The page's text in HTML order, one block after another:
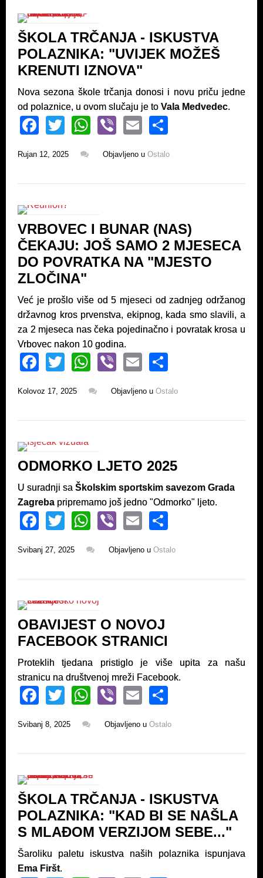
o
k
p
p
ŠKOLA TRČANJA - ISKUSTVA
POLAZNIKA: "UVIJEK MOŽEŠ
KRENUTI IZNOVA"
Nova sezona škole trčanja donosi i novu priču jedne
od polaznice, u ovom slučaju je to Vala Medvedec.
F
c
e
o
k
T
tt
er
W
at
s
p
Vi
er
E
ail ar
e
Rujan 12, 2025 Objavljeno u Ostalo
VRBOVEC I BUNAR (NAS)
ČEKAJU: JOŠ SAMO 2 MJESECA
DO POVRATKA NA "MJESTO
ZLOČINA"
Već je prošlo više od 5 mjeseci od zadnjeg održanog
državnog kros prvenstva, ekipnog, kada smo slavili, a
za 2 mjeseca nas čeka pojedinačno i povratak krosa u
Vrbovec nakon 10 godina.
F
c
e
o
k
T
tt
er
W
at
s
p
Vi
er
E
ail ar
e
Kolovoz 17, 2025 Objavljeno u Ostalo
ODMORKO LJETO 2025
U suradnji sa Školskim sportskim savezom Grada
Zagreba pripremamo još jedno "Odmorko" ljeto.
F
c
e
o
k
T
tt
er
W
at
s
p
Vi
er
E
ail ar
e
Svibanj 27, 2025 Objavljeno u Ostalo
OBAVIJEST O NOVOJ
FACEBOOK STRANICI
Proteklih tjedana pristiglo je više upita za našu
stranicu na društvenoj mreži Facebook.
F
c
e
o
k
T
tt
er
W
at
s
p
p
Vi
er
E
ail ar
e
Svibanj 8, 2025 Objavljeno u Ostalo
ŠKOLA TRČANJA - ISKUSTVA
POLAZNIKA: "KAD BI SE NAŠLA
S MLAĐOM VERZIJOM SEBE..."
Šaroliku paletu iskustva naših polaznika ispunjava
Ema Firšt.